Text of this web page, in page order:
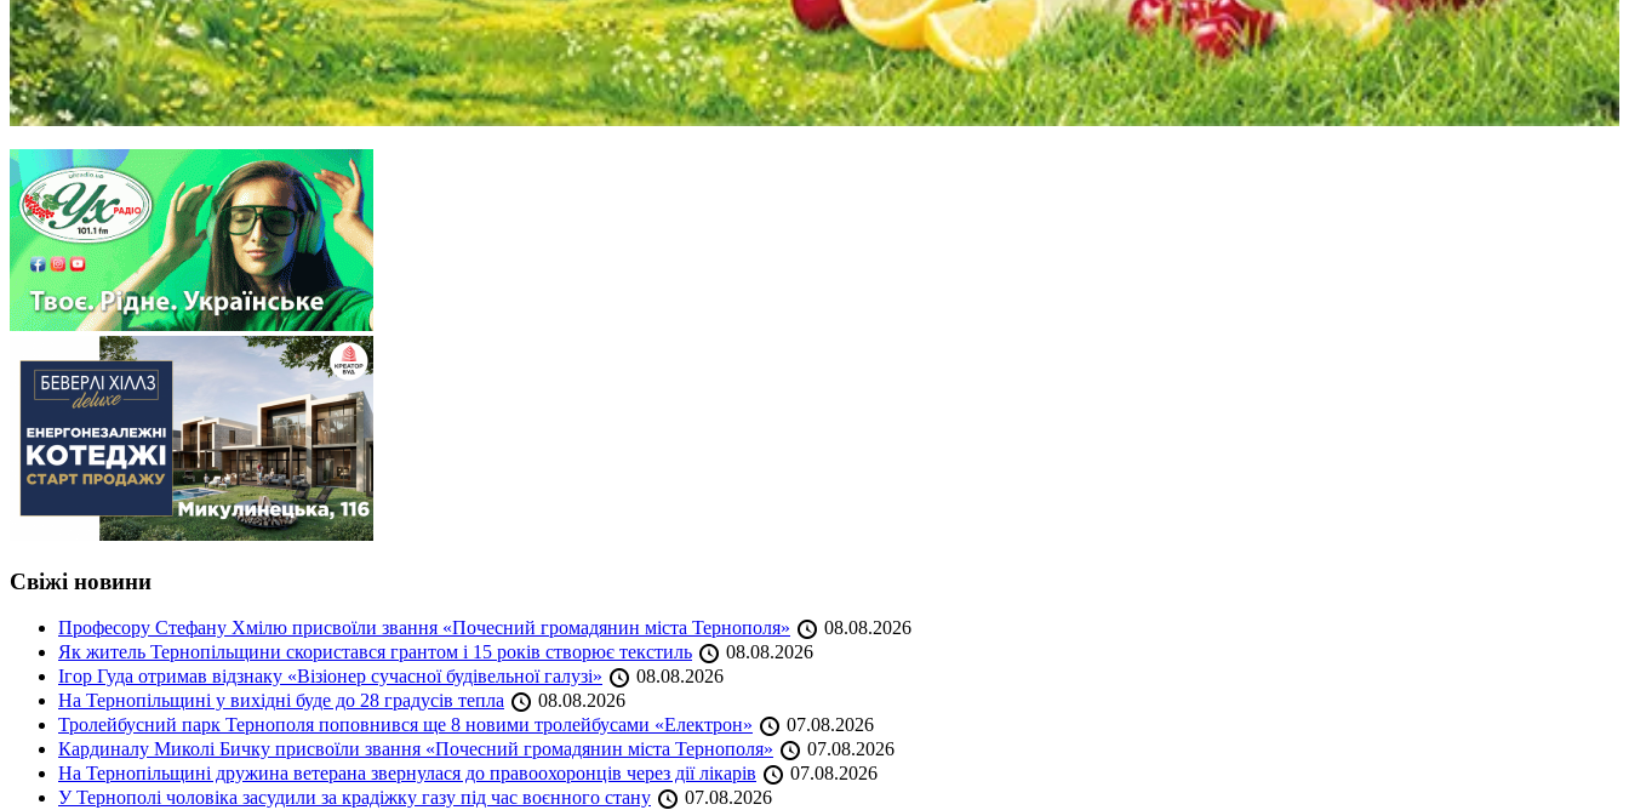
Свіжі новини
Професору Стефану Хмілю присвоїли звання «Почесний громадянин міста Тернополя»
08.08.2026
Як житель Тернопільщини скористався грантом і 15 років створює текстиль
08.08.2026
Ігор Гуда отримав відзнаку «Візіонер сучасної будівельної галузі»
08.08.2026
На Тернопільщині у вихідні буде до 28 градусів тепла
08.08.2026
Тролейбусний парк Тернополя поповнився ще 8 новими тролейбусами «Електрон»
07.08.2026
Кардиналу Миколі Бичку присвоїли звання «Почесний громадянин міста Тернополя»
07.08.2026
На Тернопільщині дружина ветерана звернулася до правоохоронців через дії лікарів
07.08.2026
У Тернополі чоловіка засудили за крадіжку газу під час воєнного стану
07.08.2026